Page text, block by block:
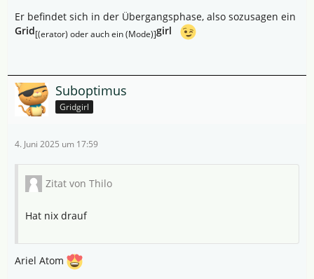
Er befindet sich in der Übergangsphase, also sozusagen ein
Grid[(erator) oder auch ein (Mode)]girl
Suboptimus
Gridgirl
4. Juni 2025 um 17:59
Zitat von Thilo
Hat nix drauf
Ariel Atom